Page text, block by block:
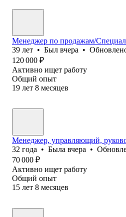
Mенеджер по продажам/
39 лет • Был вчера •
120 000 ₽
Активно ищет работу
Общий опыт
19 лет 8 месяцев
Менеджер, управляющий,
32 года • Была вчера •
70 000 ₽
Активно ищет работу
Общий опыт
15 лет 8 месяцев